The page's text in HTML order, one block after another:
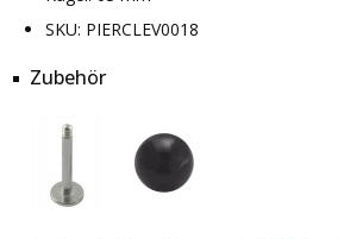
SKU: PIERCLEV0018
Zubehör